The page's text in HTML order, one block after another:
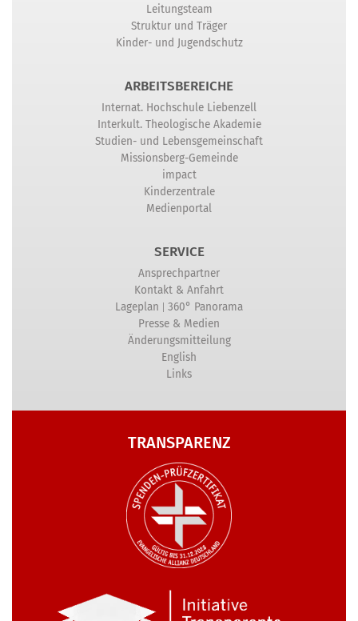
Leitungsteam
Struktur und Träger
Kinder- und Jugendschutz
ARBEITSBEREICHE
Internat. Hochschule Liebenzell
Interkult. Theologische Akademie
Studien- und Lebensgemeinschaft
Missionsberg-Gemeinde
impact
Kinderzentrale
Medienportal
SERVICE
Ansprechpartner
Kontakt & Anfahrt
Lageplan | 360° Panorama
Presse & Medien
Änderungsmitteilung
English
Links
TRANSPARENZ